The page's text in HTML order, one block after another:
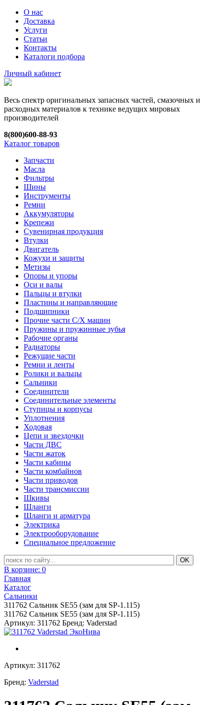
О нас
Доставка
Услуги
Статьи
Контакты
Каталоги подбора
Личный кабинет
Весь спектр оригинальных запасных частей, смазочных и
расходных материалов к технике ведущих мировых
производителей
8(800)600-88-93
Каталог товаров
Запчасти
Масла
Фильтры
Шины
Инструменты
Ремни
Аккумуляторы
Крепежи
Сувенирная продукция
Втулки
Двигатель
Кожухи и защиты
Метизы
Опоры и упоры
Оси и валы
Пальцы и втулки
Пластины и направляющие
Подшипники
Прочие части С/Х машин
Пружины и пружинные зубья
Рабочие органы
Радиаторы
Режущие части
Ремни и ленты
Ролики и вальцы
Сальники
Соединители
Соединительные элементы
Ступицы и корпусы
Уплотнения
Ходовая
Цепи и звездочки
Части ДВС
Части жаток
Части кабины
Части комбайнов
Части приводов
Части трансмиссии
Шкивы
Шланги
Шланги и арматура
Электрика
Электрооборудование
Специальное предложение
В корзине: 0
Главная
Каталог
Сальники
311762 Сальник SE55 (зам для SP-1.115)
311762 Сальник SE55 (зам для SP-1.115)
Артикул: 311762 Бренд: Vaderstad
Артикул: 311762
Бренд: Vaderstad